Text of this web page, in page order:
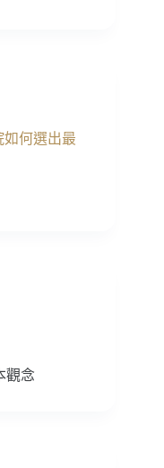
何選出最
觀念